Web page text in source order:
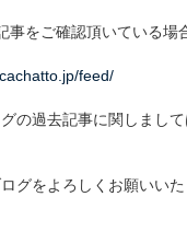
事をご確認頂いている場
feed/
の過去記事に関しまし
グをよろしくお願いいた